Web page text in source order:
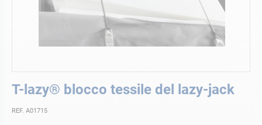
T-lazy® blocco tessile del lazy-jack
REF. A01715
all'inizio
galleria